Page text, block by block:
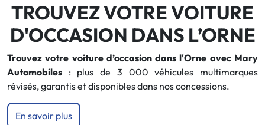
TROUVEZ VOTRE VOITURE
D'OCCASION DANS L’ORNE
Trouvez votre voiture d’occasion dans l'Orne avec Mary
Automobiles : plus de 3 000 véhicules multimarques
révisés, garantis et disponibles dans nos concessions.
En savoir plus